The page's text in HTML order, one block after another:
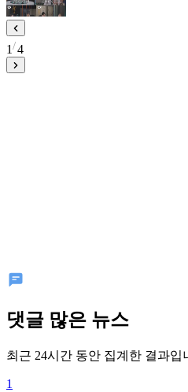
1 4
댓글 많은 뉴스
최근 24시간 동안 집계한 결과입
1